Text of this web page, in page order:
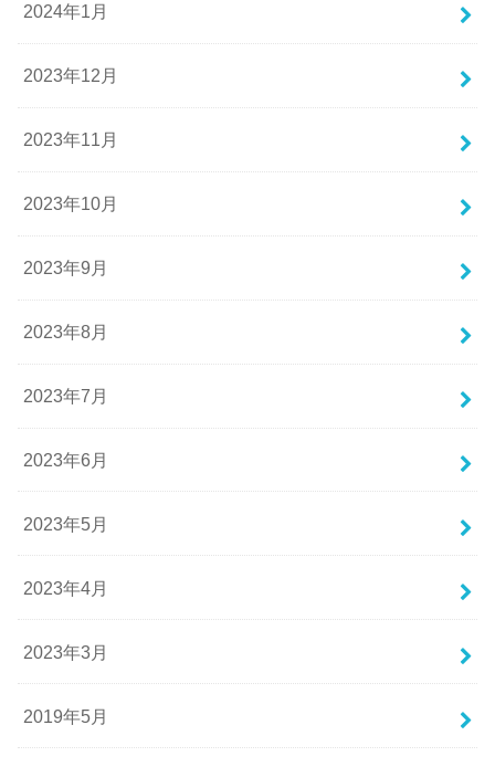
2024年1月
2023年12月
2023年11月
2023年10月
2023年9月
2023年8月
2023年7月
2023年6月
2023年5月
2023年4月
2023年3月
2019年5月